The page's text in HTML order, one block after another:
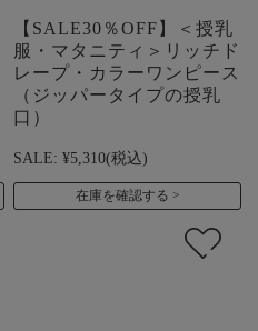
【SALE30％OFF】＜授乳
服・マタニティ＞リッチド
レープ・カラーワンピース
（ジッパータイプの授乳
口）
SALE: ¥5,310(税込)
在庫を確認する